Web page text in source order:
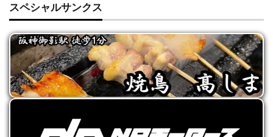
スペシャルサンクス